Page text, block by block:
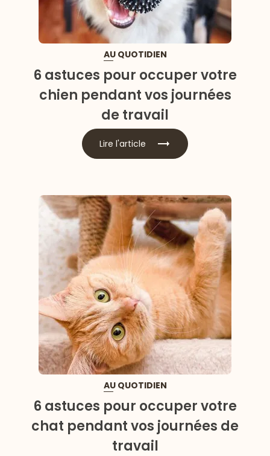
AU QUOTIDIEN
6 astuces pour occuper votre
chien pendant vos journées
de travail
Lire l'article
AU QUOTIDIEN
6 astuces pour occuper votre
chat pendant vos journées de
travail